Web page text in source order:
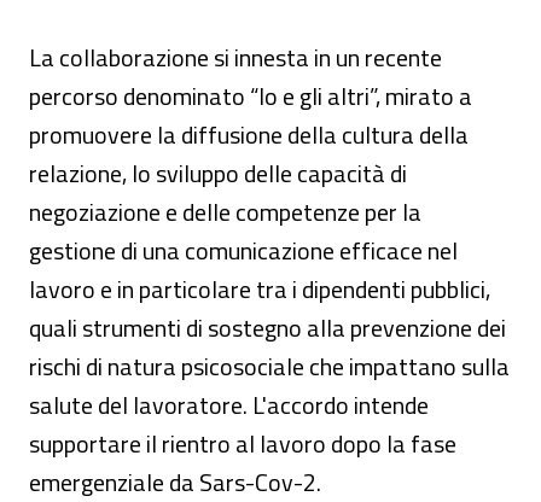
La collaborazione si innesta in un recente
percorso denominato “Io e gli altri”, mirato a
promuovere la diffusione della cultura della
relazione, lo sviluppo delle capacità di
negoziazione e delle competenze per la
gestione di una comunicazione efficace nel
lavoro e in particolare tra i dipendenti pubblici,
quali strumenti di sostegno alla prevenzione dei
rischi di natura psicosociale che impattano sulla
salute del lavoratore. L'accordo intende
supportare il rientro al lavoro dopo la fase
emergenziale da Sars-Cov-2.